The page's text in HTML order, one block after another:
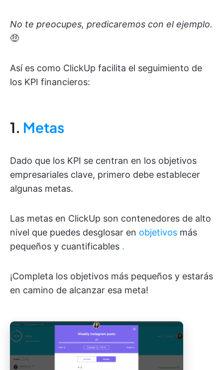
No te preocupes, predicaremos con el ejemplo.
🤑
Así es como ClickUp facilita el seguimiento de
los KPI financieros:
1. Metas
Dado que los KPI se centran en los objetivos
empresariales clave, primero debe establecer
algunas metas.
Las metas en ClickUp son contenedores de alto
nivel que puedes desglosar en objetivos más
pequeños y cuantificables .
¡Completa los objetivos más pequeños y estarás
en camino de alcanzar esa meta!